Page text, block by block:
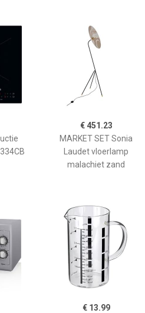
€ 451.23
MARKET SET Sonia
Laudet vloerlamp
malachiet zand
€ 13.99